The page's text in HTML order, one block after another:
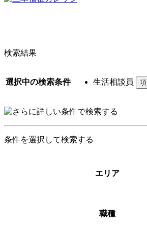
検索結果
選択中の検索条件 生活相談員
条件を選択して検索する
エリア
職種